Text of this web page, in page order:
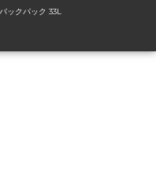
ックパック 33L